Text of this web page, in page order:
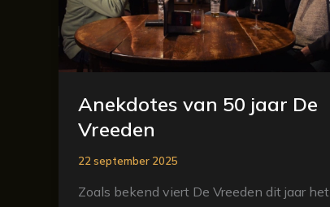
Anekdotes van 50 jaar De
Vreeden
22 september 2025
Zoals bekend viert De Vreeden dit jaar het